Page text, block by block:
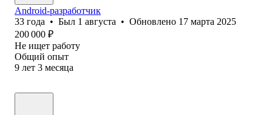
Android-разработчик
33 года • Был 1 августа • Обновлено 17 марта 2025
200 000 ₽
Не ищет работу
Общий опыт
9 лет 3 месяца